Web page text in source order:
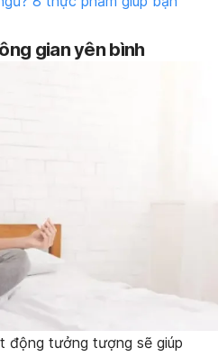
gian yên bình
động tưởng tượng sẽ giúp